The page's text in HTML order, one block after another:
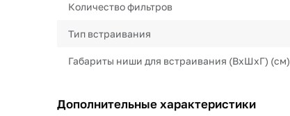
Количество фильтров
Тип встраивания
Габариты ниши для встраивания (ВхШхГ) (см)
Дополнительные характеристики